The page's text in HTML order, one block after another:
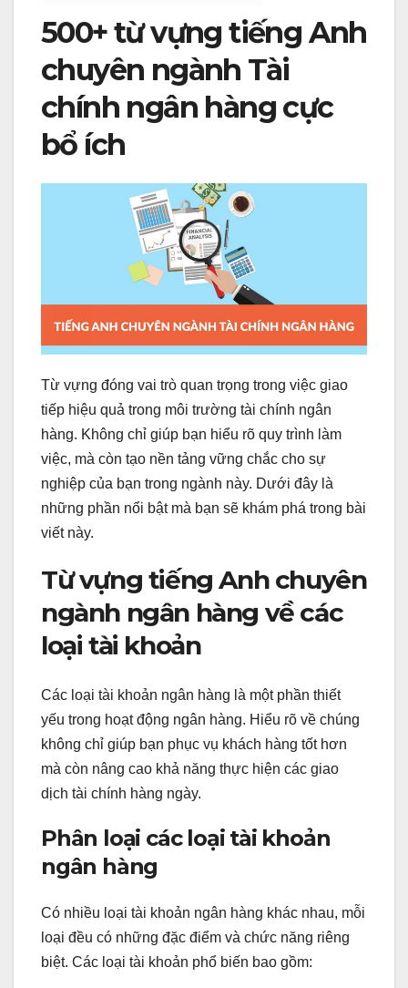
500+ từ vựng tiếng Anh
chuyên ngành Tài
chính ngân hàng cực
bổ ích
Từ vựng đóng vai trò quan trọng trong việc giao
tiếp hiệu quả trong môi trường tài chính ngân
hàng. Không chỉ giúp bạn hiểu rõ quy trình làm
việc, mà còn tạo nền tảng vững chắc cho sự
nghiệp của bạn trong ngành này. Dưới đây là
những phần nổi bật mà bạn sẽ khám phá trong bài
viết này.
Từ vựng tiếng Anh chuyên
ngành ngân hàng về các
loại tài khoản
Các loại tài khoản ngân hàng là một phần thiết
yếu trong hoạt động ngân hàng. Hiểu rõ về chúng
không chỉ giúp bạn phục vụ khách hàng tốt hơn
mà còn nâng cao khả năng thực hiện các giao
dịch tài chính hàng ngày.
Phân loại các loại tài khoản
ngân hàng
Có nhiều loại tài khoản ngân hàng khác nhau, mỗi
loại đều có những đặc điểm và chức năng riêng
biệt. Các loại tài khoản phổ biến bao gồm: